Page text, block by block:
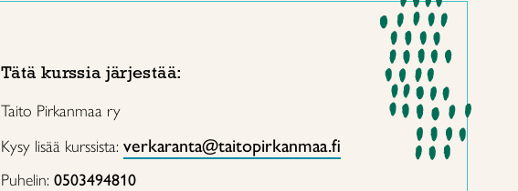
Tätä kurssia järjestää:
Taito Pirkanmaa ry
Kysy lisää kurssista: verkaranta@taitopirkanmaa.fi
Puhelin: 0503494810